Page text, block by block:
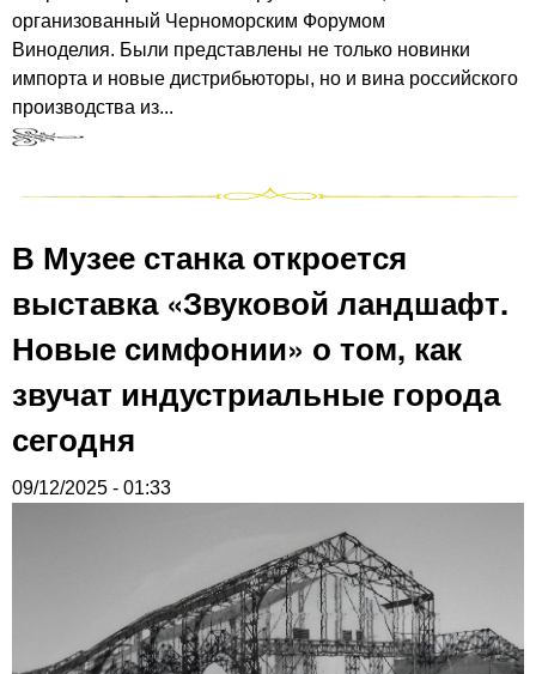
организованный Черноморским Форумом
Виноделия. Были представлены не только новинки
импорта и новые дистрибьюторы, но и вина российского
производства из...
В Музее станка откроется
выставка «Звуковой ландшафт.
Новые симфонии» о том, как
звучат индустриальные города
сегодня
09/12/2025 - 01:33